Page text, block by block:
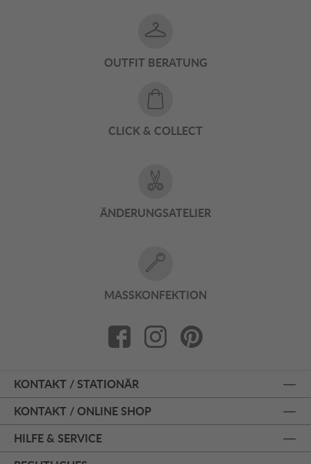
OUTFIT BERATUNG
CLICK & COLLECT
ÄNDERUNGSATELIER
MASSKONFEKTION
KONTAKT / STATIONÄR
KONTAKT / ONLINE SHOP
HILFE & SERVICE